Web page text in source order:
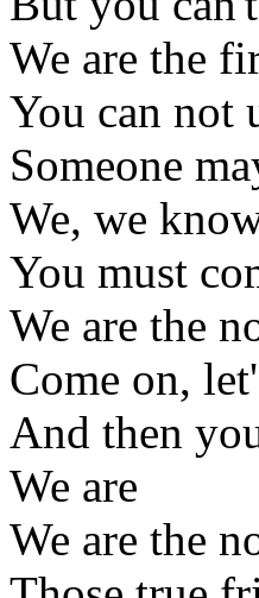
We are the
You can not
Someone
We, we
You must
We are the
Come on,
And then
We are
We are the